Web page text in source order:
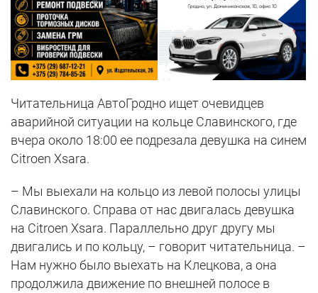
Читательница АвтоГродно ищет очевидцев
аварийной ситуации на кольце Славинского, где
вчера около 18:00 ее подрезала девушка на синем
Citroen Xsara.
– Мы выехали на кольцо из левой полосы улицы
Славинского. Справа от нас двигалась девушка
на Citroen Xsara. Параллельно друг другу мы
двигались и по кольцу, – говорит читательница. –
Нам нужно было выехать на Клецкова, а она
продолжила движение по внешней полосе в